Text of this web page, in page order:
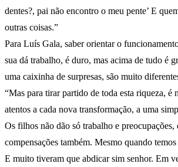
dentes?, pai não encontro o meu pente’ E
outras coisas.”
Para Luís Gala, saber orientar o
sua dá trabalho, é duro, mas acima de tudo é
uma caixinha de surpresas, são muito
“Mas para tirar partido de toda esta riqueza, é
atentos a cada nova transformação, a uma
Os filhos não dão só trabalho e preocupações,
compensações também. Mesmo quando
E muito tiveram que abdicar sim senhor. Em